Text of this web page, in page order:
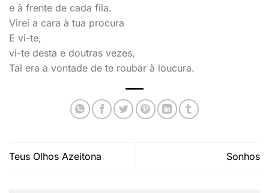
e à frente de cada fila.
Virei a cara à tua procura
E vi-te,
vi-te desta e doutras vezes,
Tal era a vontade de te roubar à loucura.
Teus Olhos Azeitona Sonhos